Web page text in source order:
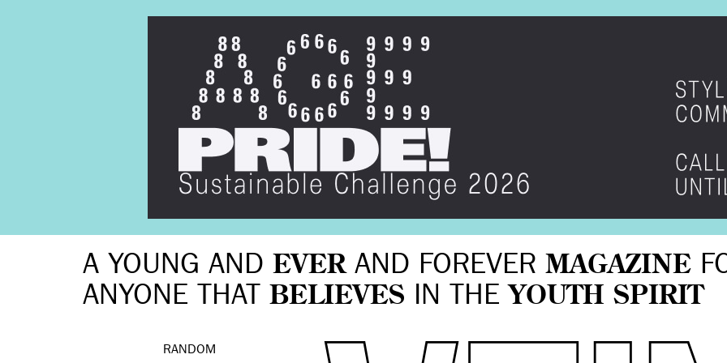
A YOUNG AND EVERAND FOREVER MAGAZINE
ANYONE THAT BELIEVES IN THE YOUTH SPIRIT
RANDOM